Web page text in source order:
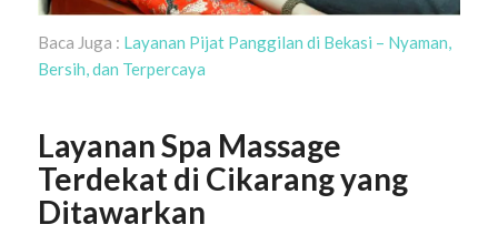
Baca Juga : Layanan Pijat Panggilan di Bekasi – Nyaman,
Bersih, dan Terpercaya
Layanan Spa Massage
Terdekat di Cikarang yang
Ditawarkan